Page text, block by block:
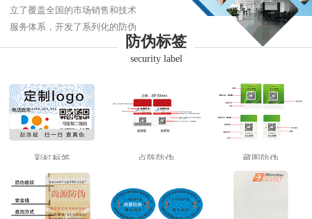
立了覆盖全国的市场销售和技术
服务体系，开发了系列化的防伪
产品，以难仿制、易识别、优成
本的技术，经受住了市场的严酷
防伪标签
security label
彩虹标签 点阵防伪 藏图防伪